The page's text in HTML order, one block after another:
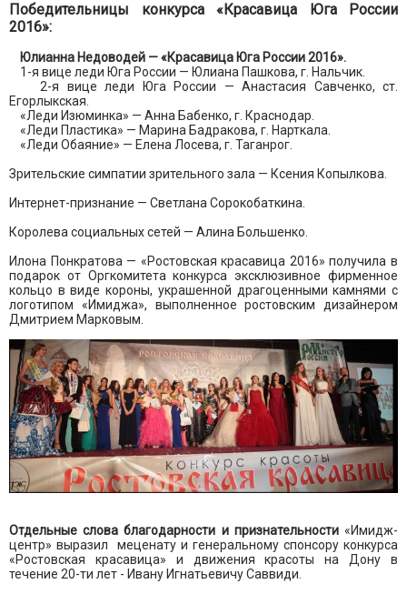
Победительницы конкурса «Красавица Юга России
2016»:
Юлианна Недоводей — «Красавица Юга России 2016».
1-я вице леди Юга России — Юлиана Пашкова, г. Нальчик.
2-я вице леди Юга России — Анастасия Савченко, ст.
Егорлыкская.
«Леди Изюминка» — Анна Бабенко, г. Краснодар.
«Леди Пластика» — Марина Бадракова, г. Нарткала.
«Леди Обаяние» — Елена Лосева, г. Таганрог.
Зрительские симпатии зрительного зала — Ксения Копылкова.
Интернет-признание — Светлана Сорокобаткина.
Королева социальных сетей — Алина Большенко.
Илона Понкратова — «Ростовская красавица 2016» получила в
подарок от Оргкомитета конкурса эксклюзивное фирменное
кольцо в виде короны, украшенной драгоценными камнями с
логотипом «Имиджа», выполненное ростовским дизайнером
Дмитрием Марковым.
Отдельные слова благодарности и признательности«Имидж-
центр» выразил меценату и генеральному спонсору конкурса
«Ростовская красавица» и движения красоты на Дону в
течение 20-ти лет - Ивану Игнатьевичу Саввиди.